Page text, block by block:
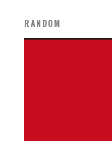
RANDOM